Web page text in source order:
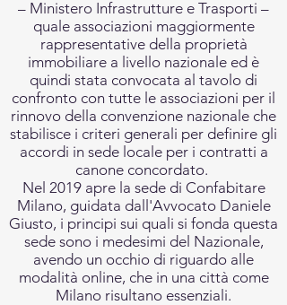
– Ministero Infrastrutture e Trasporti –
quale associazioni maggiormente
rappresentative della proprietà
immobiliare a livello nazionale ed è
quindi stata convocata al tavolo di
confronto con tutte le associazioni per il
rinnovo della convenzione nazionale che
stabilisce i criteri generali per definire gli
accordi in sede locale per i contratti a
canone concordato.
Nel 2019 apre la sede di Confabitare
Milano, guidata dall'Avvocato Daniele
Giusto, i principi sui quali si fonda questa
sede sono i medesimi del Nazionale,
avendo un occhio di riguardo alle
modalità online, che in una città come
Milano risultano essenziali.